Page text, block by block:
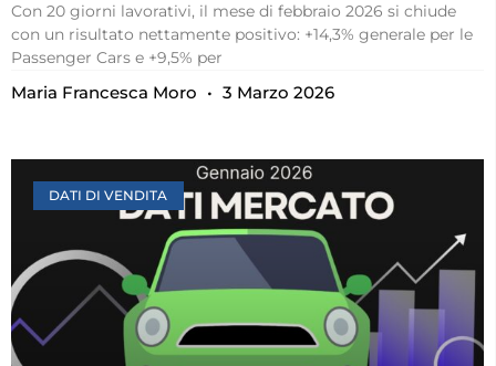
Con 20 giorni lavorativi, il mese di febbraio 2026 si chiude
con un risultato nettamente positivo: +14,3% generale per le
Passenger Cars e +9,5% per
Maria Francesca Moro 3 Marzo 2026
DATI DI VENDITA